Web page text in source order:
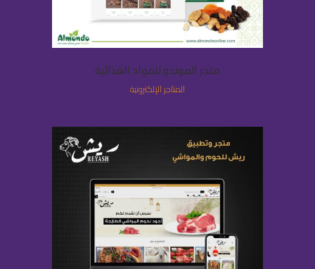
متجر الموندو للمواد الغذائية
المتاجر الإلكترونية